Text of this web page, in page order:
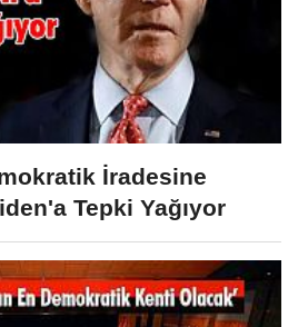
İradesine
Tepki Yağıyor